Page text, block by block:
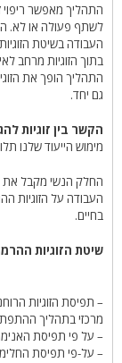
התהליך מאפשר ריפוי
לשתף פעולה או לא.
העבודה בשיטת
בתוך הזוגיות מרחב
התהליך הופך את
גם יחד.
הקשר בין זוגיות
מימוש הייעוד שלנו
החלק הנשי מקבל את
העבודה על הזוגיות
בחיים.
שיטת הזוגיות
– תפיסת הזוגיות
מרכזי בתהליך
– על פי תפיסת
– על-פי תפיסת